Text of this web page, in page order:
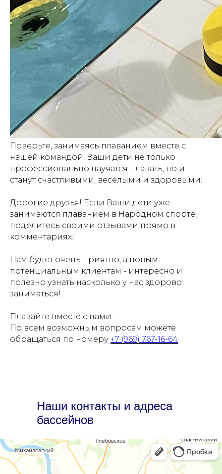
Поверьте, занимаясь плаванием вместе с
нашей командой, Ваши дети не только
профессионально научатся плавать, но и
станут счастливыми, весёлыми и здоровыми!
Дорогие друзья! Если Ваши дети уже
занимаются плаванием в Народном спорте,
поделитесь своими отзывами прямо в
комментариях!
Нам будет очень приятно, а новым
потенциальным клиентам - интересно и
полезно узнать насколько у нас здорово
заниматься!
Плавайте вместе с нами.
По всем возможным вопросам можете
обращаться по номеру +7 (969) 767-16-64
Наши контакты и адреса
бассейнов